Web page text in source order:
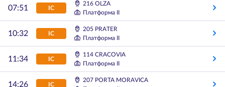
07:51 IC
216 OLZA
Платформа II
10:32 IC
205 PRATER
Платформа II
11:34 IC
114 CRACOVIA
Платформа II
14:26 IC
207 PORTA MORAVICA